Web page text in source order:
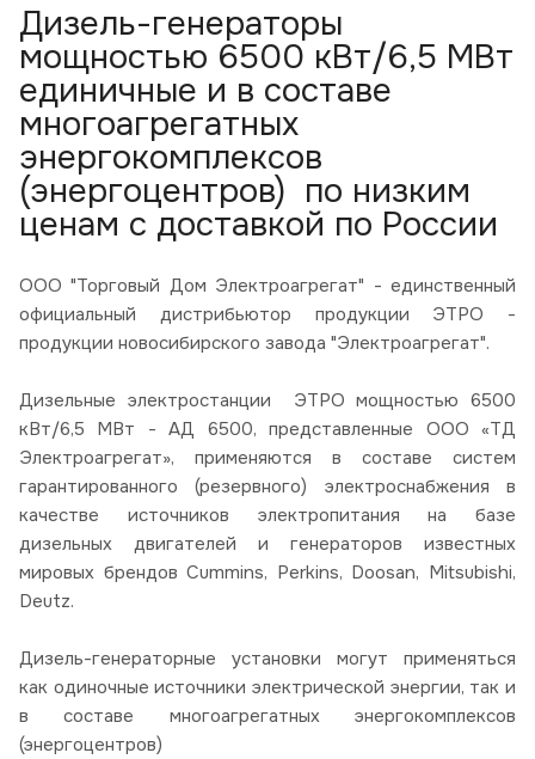
Дизель-генераторы
мощностью 6500 кВт/6,5 МВт
единичные и в составе
многоагрегатных
энергокомплексов
(энергоцентров) по низким
ценам с доставкой по России
ООО "Торговый Дом Электроагрегат" - единственный
официальный дистрибьютор продукции ЭТРО -
продукции новосибирского завода "Электроагрегат".
Дизельные электростанции ЭТРО мощностью 6500
кВт/6,5 МВт - АД 6500, представленные ООО «ТД
Электроагрегат», применяются в составе систем
гарантированного (резервного) электроснабжения в
качестве источников электропитания на базе
дизельных двигателей и генераторов известных
мировых брендов Cummins, Perkins, Doosan, Mitsubishi,
Deutz.
Дизель-генераторные установки могут применяться
как одиночные источники электрической энергии, так и
в составе многоагрегатных энергокомплексов
(энергоцентров)